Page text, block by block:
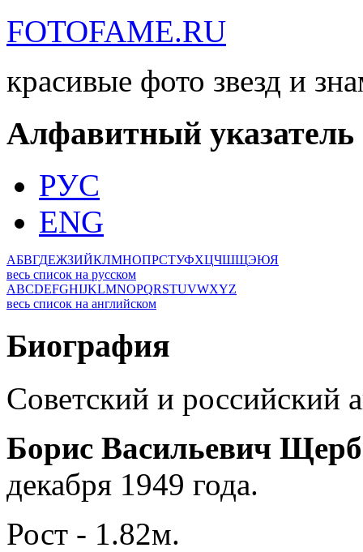
FOTOFAME.RU
красивые фото звезд и
Алфавитный указатель
РУС
ENG
АБВГДЕЖЗИЙКЛМНОПРСТУФХЦЧШЩЭЮЯ
весь список на русском
ABCDEFGHIJKLMNOPQRSTUVWXYZ
весь список на английском
Биография
Советский и российский
Борис Васильевич
декабря 1949 года.
Рост - 1.82м.